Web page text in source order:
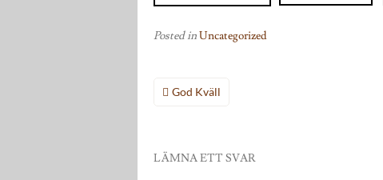
Posted inUncategorized
Inläggsnavigering
God Kväll
LÄMNA ETT SVAR